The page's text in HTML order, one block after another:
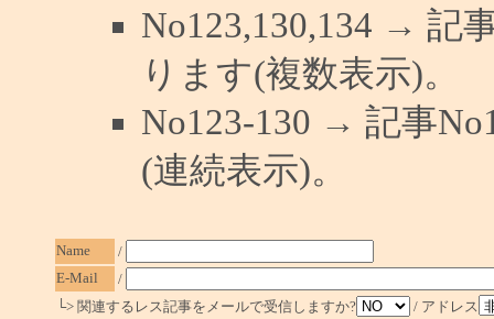
No123,130,134 → 記
ります(複数表示)。
No123-130 → 記事
(連続表示)。
Name
/
E-Mail
/
└> 関連するレス記事をメールで受信しますか?
/ アドレス